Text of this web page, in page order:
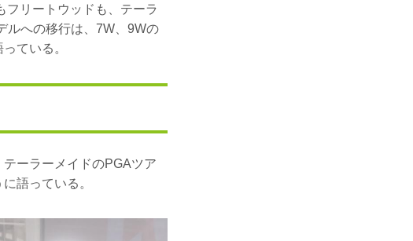
フリートウッドも、テーラ
ルへの移行は、7W、9Wの
ている。
ーラーメイドのPGAツア
語っている。